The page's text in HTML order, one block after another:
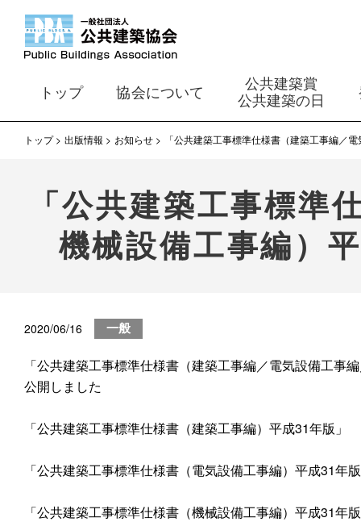
トップ 協会について
公共建築賞
公共建築の日
トップ 出版情報 お知らせ 「公共建築工事標準仕様書（建築工事編／
「公共建築工事標準
機械設備工事編）
2020/06/16 一般
「公共建築工事標準仕様書（建築工事編／電気設備工事
公開しました
「公共建築工事標準仕様書（建築工事編）平成31年
「公共建築工事標準仕様書（電気設備工事編）平成31
「公共建築工事標準仕様書（機械設備工事編）平成31